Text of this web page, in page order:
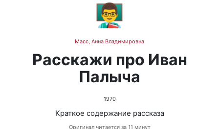
👨‍🏫
Масс, Анна Владимировна
Расскажи про Иван
Палыча
1970
Краткое содержание рассказа
Оригинал читается за 11 минут